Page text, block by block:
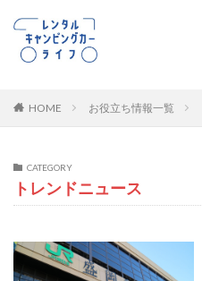
HOME お役立ち情報一覧
CATEGORY
トレンドニュース